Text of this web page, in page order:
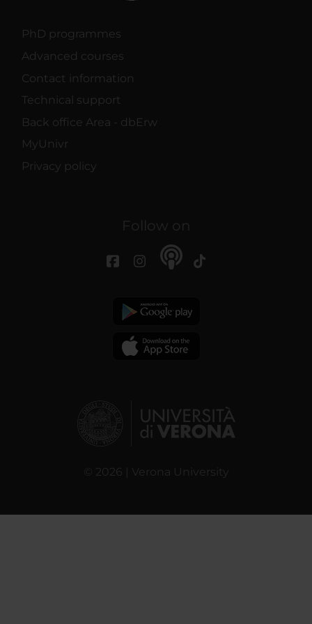
PhD programmes
Advanced courses
Contact information
Technical support
Back office Area - dbErw
MyUnivr
Privacy policy
Follow on
© 2026 | Verona University